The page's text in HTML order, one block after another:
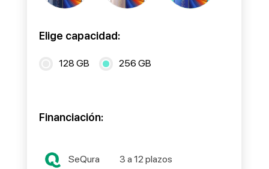
Elige capacidad:
128 GB 256 GB
Financiación:
SeQura
3 a 12 plazos